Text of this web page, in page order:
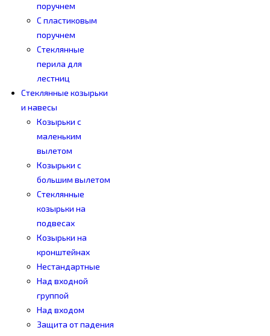
поручнем
С пластиковым
поручнем
Стеклянные
перила для
лестниц
Стеклянные козырьки
и навесы
Козырьки с
маленьким
вылетом
Козырьки с
большим вылетом
Стеклянные
козырьки на
подвесах
Козырьки на
кронштейнах
Нестандартные
Над входной
группой
Над входом
Защита от падения